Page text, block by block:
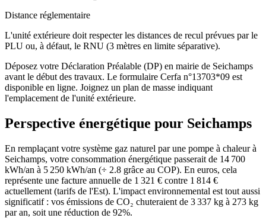
Distance réglementaire
L'unité extérieure doit respecter les distances de recul prévues par le
PLU ou, à défaut, le RNU (3 mètres en limite séparative).
Déposez votre Déclaration Préalable (DP) en mairie de Seichamps
avant le début des travaux. Le formulaire Cerfa n°13703*09 est
disponible en ligne. Joignez un plan de masse indiquant
l'emplacement de l'unité extérieure.
Perspective énergétique pour Seichamps
En remplaçant votre système gaz naturel par une pompe à chaleur à
Seichamps, votre consommation énergétique passerait de 14 700
kWh/an à 5 250 kWh/an (÷ 2.8 grâce au COP). En euros, cela
représente une facture annuelle de 1 321 € contre 1 814 €
actuellement (tarifs de l'Est). L'impact environnemental est tout aussi
significatif : vos émissions de CO₂ chuteraient de 3 337 kg à 273 kg
par an, soit une réduction de 92%.